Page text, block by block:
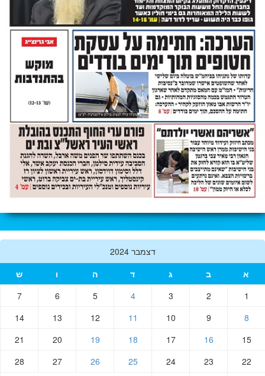
דצמבר 2024
10
12
13
14
15
16
17
18
19
20
22
23
24
25
26
27
28